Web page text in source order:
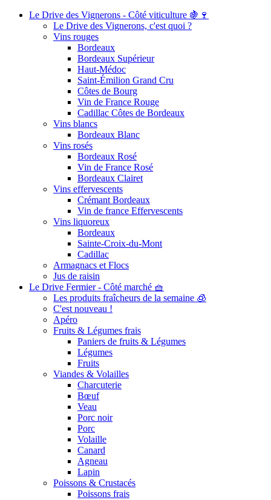
Le Drive des Vignerons - Côté viticulture 🍇🍷
Le Drive des Vignerons, c'est quoi ?
Vins rouges
Bordeaux
Bordeaux Supérieur
Haut-Médoc
Saint-Émilion Grand Cru
Côtes de Bourg
Vin de France Rouge
Cadillac Côtes de Bordeaux
Vins blancs
Bordeaux Blanc
Vins rosés
Bordeaux Rosé
Vin de France Rosé
Bordeaux Clairet
Vins effervescents
Crémant Bordeaux
Vin de france Effervescents
Vins liquoreux
Bordeaux
Sainte-Croix-du-Mont
Cadillac
Armagnacs et Flocs
Jus de raisin
Le Drive Fermier - Côté marché 🧺
Les produits fraîcheurs de la semaine 🧊
C'est nouveau !
Apéro
Fruits & Légumes frais
Paniers de fruits & Légumes
Légumes
Fruits
Viandes & Volailles
Charcuterie
Bœuf
Veau
Porc noir
Porc
Volaille
Canard
Agneau
Lapin
Poissons & Crustacés
Poissons frais